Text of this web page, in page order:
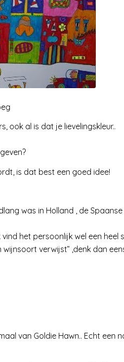
ook al is dat je lievelingskleur..
is dat best een goed idee!
was in Holland , de
het persoonlijk wel een heel
verwijst” ,denk dan
van Goldie Hawn.. Echt een